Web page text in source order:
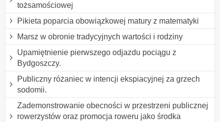
tożsamościowej
Pikieta poparcia obowiązkowej matury z matematyki
Marsz w obronie tradycyjnych wartości i rodziny
Upamiętnienie pierwszego odjazdu pociągu z
Bydgoszczy.
Publiczny różaniec w intencji ekspiacyjnej za grzech
sodomii.
Zademonstrowanie obecności w przestrzeni publicznej
rowerzystów oraz promocja roweru jako środka